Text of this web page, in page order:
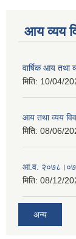
आय व्यय
वार्षिक आय
मिति: 10/04/
आय तथा व्यय
मिति: 08/06/
आ.व.
मिति: 08/12/
अन्य